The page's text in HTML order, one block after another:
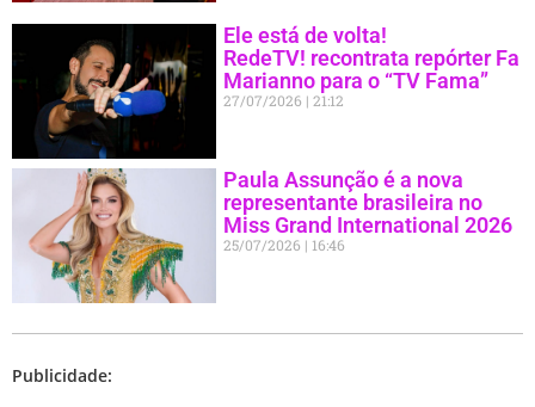
Ele está de volta!
RedeTV! recontrata repórter Fa
Marianno para o “TV Fama”
27/07/2026 21:12
Paula Assunção é a nova
representante brasileira no
Miss Grand International 2026
25/07/2026 16:46
Publicidade: